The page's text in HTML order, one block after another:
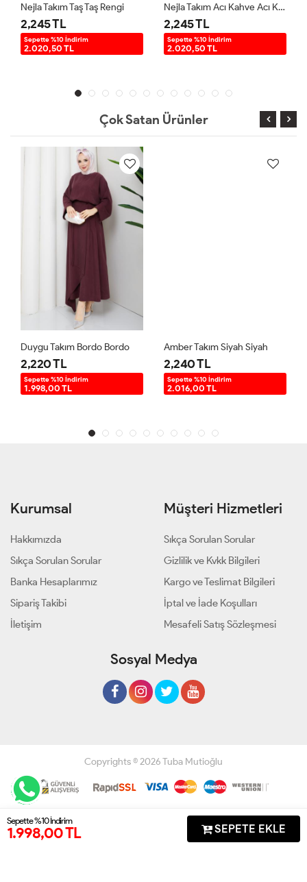
Sepette %10 İndirim
1.998,00 TL SEPETE EKLE
Nejla Takım Taş Taş Rengi
2,245 TL
Sepette %10 İndirim
2.020,50 TL
Nejla Takım Acı Kahve Acı Kahve
2,245 TL
Sepette %10 İndirim
2.020,50 TL
Çok Satan Ürünler
Duygu Takım Bordo Bordo
2,220 TL
Sepette %10 İndirim
1.998,00 TL
Amber Takım Siyah Siyah
2,240 TL
Sepette %10 İndirim
2.016,00 TL
Kurumsal
Hakkımızda
Sıkça Sorulan Sorular
Banka Hesaplarımız
Sipariş Takibi
İletişim
Müşteri Hizmetleri
Sıkça Sorulan Sorular
Gizlilik ve Kvkk Bilgileri
Kargo ve Teslimat Bilgileri
İptal ve İade Koşulları
Mesafeli Satış Sözleşmesi
Sosyal Medya
Copyrights © 2026 Tuba Mutioğlu
Geliştir - powered by innovation
Anasayfa Üye Girişi Sipariş Takibi İletişim